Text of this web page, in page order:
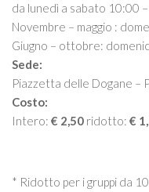
da lunedì a sabato 10:00
Novembre – maggio :
Giugno – ottobre:
Sede:
Piazzetta delle Dogane –
Costo:
Intero: € 2,50 ridotto: €
* Ridotto per i gruppi da